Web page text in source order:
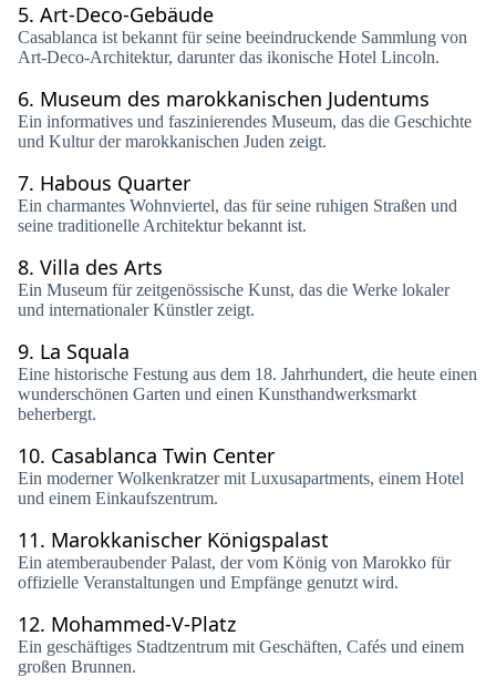
5. Art-Deco-Gebäude
Casablanca ist bekannt für seine beeindruckende Sammlung von
Art-Deco-Architektur, darunter das ikonische Hotel Lincoln.
6. Museum des marokkanischen Judentums
Ein informatives und faszinierendes Museum, das die Geschichte
und Kultur der marokkanischen Juden zeigt.
7. Habous Quarter
Ein charmantes Wohnviertel, das für seine ruhigen Straßen und
seine traditionelle Architektur bekannt ist.
8. Villa des Arts
Ein Museum für zeitgenössische Kunst, das die Werke lokaler
und internationaler Künstler zeigt.
9. La Squala
Eine historische Festung aus dem 18. Jahrhundert, die heute einen
wunderschönen Garten und einen Kunsthandwerksmarkt
beherbergt.
10. Casablanca Twin Center
Ein moderner Wolkenkratzer mit Luxusapartments, einem Hotel
und einem Einkaufszentrum.
11. Marokkanischer Königspalast
Ein atemberaubender Palast, der vom König von Marokko für
offizielle Veranstaltungen und Empfänge genutzt wird.
12. Mohammed-V-Platz
Ein geschäftiges Stadtzentrum mit Geschäften, Cafés und einem
großen Brunnen.